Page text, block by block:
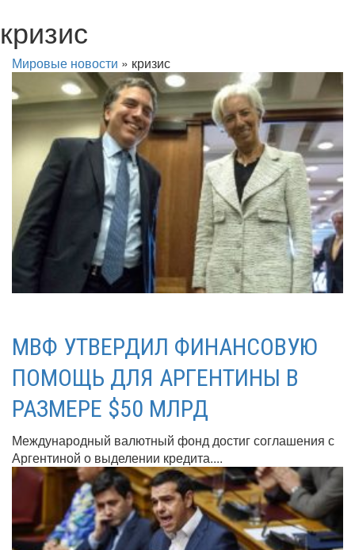
кризис
Мировые новости » кризис
МВФ УТВЕРДИЛ ФИНАНСОВУЮ
ПОМОЩЬ ДЛЯ АРГЕНТИНЫ В
РАЗМЕРЕ $50 МЛРД
Международный валютный фонд достиг соглашения с
Аргентиной о выделении кредита....